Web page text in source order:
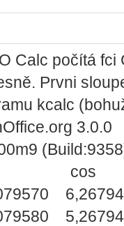
Calc počítá fci
Prvni
kcalc
3.0.0